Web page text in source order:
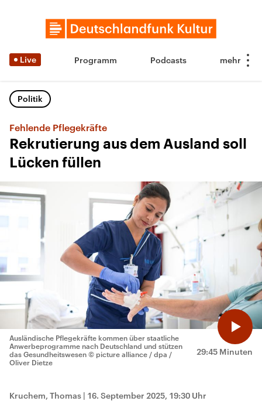
Live Programm Podcasts
Politik
Fehlende Pflegekräfte
Rekrutierung aus dem Ausland soll
Lücken füllen
29:45 Minuten
Ausländische Pflegekräfte kommen über staatliche
Anwerbeprogramme nach Deutschland und stützen
das Gesundheitswesen © picture alliance / dpa /
Oliver Dietze
Kruchem, Thomas | 16. September 2025, 19:30 Uhr